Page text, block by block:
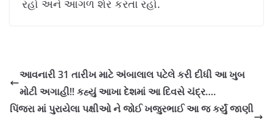
રહો અને આગળ શેર કરતા રહો.
આવનારી 31 તારીખ માટે અંબાલાલ પટેલે કરી દીધી આ ખુબ
મોટી અગાહી!! કહ્યું આખા દેશમાં આ દિવસે ચંદ્ર….
પિંજરા માં પુરાયેલા પક્ષીઓ ને જોઈ ખજુરભાઈ આ જ કર્યું જાણી